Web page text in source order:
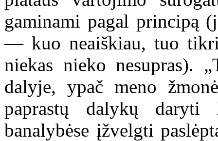
gaminami pagal principą
— kuo neaiškiau, tuo
niekas nieko nesupras).
dalyje, ypač meno
paprastų dalykų daryti
banalybėse įžvelgti